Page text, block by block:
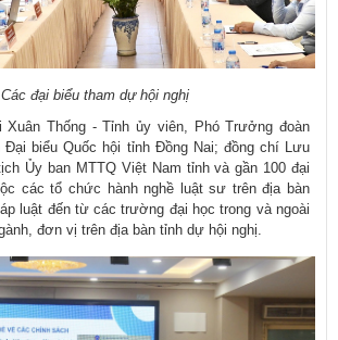
Các đại biểu tham dự hội nghị
Thống - Tỉnh ủy viên, Phó Trưởng đoàn
Đại biểu Quốc hội tỉnh Đồng Nai; đồng chí Lưu
Ủy ban MTTQ Việt Nam tỉnh và gần 100 đại
các tổ chức hành nghề luật sư trên địa bàn
luật đến từ các trường đại học trong và ngoài
đơn vị trên địa bàn tỉnh dự hội nghị.